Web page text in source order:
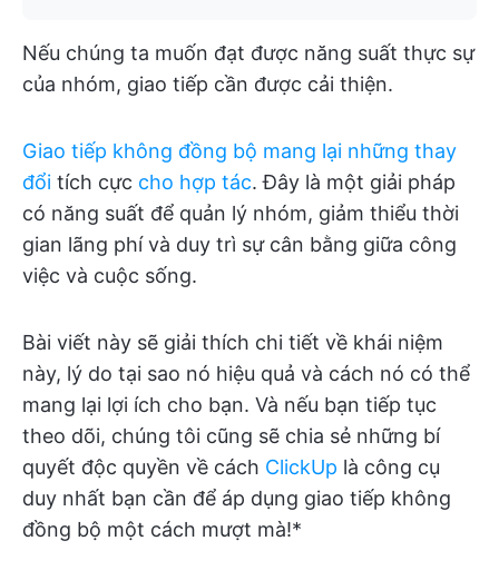
Nếu chúng ta muốn đạt được năng suất thực sự
của nhóm, giao tiếp cần được cải thiện.
Giao tiếp không đồng bộ mang lại những thay
đổi tích cực cho hợp tác. Đây là một giải pháp
có năng suất để quản lý nhóm, giảm thiểu thời
gian lãng phí và duy trì sự cân bằng giữa công
việc và cuộc sống.
Bài viết này sẽ giải thích chi tiết về khái niệm
này, lý do tại sao nó hiệu quả và cách nó có thể
mang lại lợi ích cho bạn. Và nếu bạn tiếp tục
theo dõi, chúng tôi cũng sẽ chia sẻ những bí
quyết độc quyền về cách ClickUp là công cụ
duy nhất bạn cần để áp dụng giao tiếp không
đồng bộ một cách mượt mà!*